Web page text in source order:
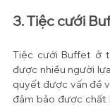
3. Tiệc cưới
Tiệc cưới Buffet ở
được nhiều người
quyết được vấn đề
đảm bảo được chất